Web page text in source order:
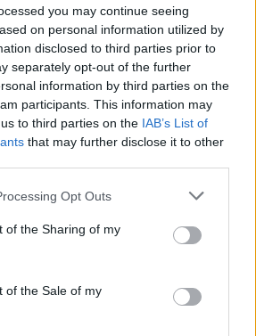
you may continue seeing
on personal information utilized by
disclosed to third parties prior to
separately opt-out of the further
information by third parties on the
participants. This information may
to third parties on the IAB’s List of
that may further disclose it to other
app uses one or more Google
or usage behaviour. You may click to
to Google and its third-party tags to
specified purposes in below Google
Opt Outs
of the Sharing of my
of the Sale of my
της στο
που
πρώτη
που
Αργολίδα:
οι δύο